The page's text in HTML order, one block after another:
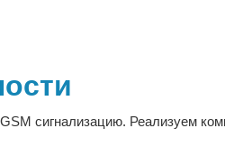
сигнализацию. Реализуем